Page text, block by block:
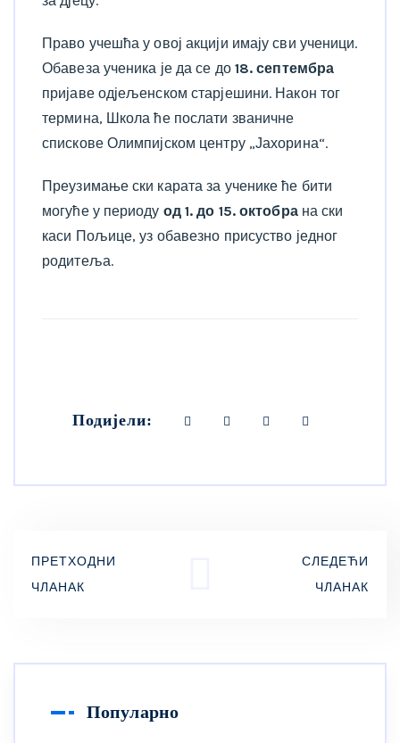
Право учешћа у овој акцији имају сви ученици.
Обавеза ученика је да се до 18. септембра
пријаве одјељенском старјешини. Након тог
термина, Школа ће послати званичне
спискове Олимпијском центру „Јахорина“.
Преузимање ски карата за ученике ће бити
могуће у периоду од 1. до 15. октобрана ски
каси Пољице, уз обавезно присуство једног
родитеља.
Подијели:
ПРЕТХОДНИ
ЧЛАНАК
СЛЕДЕЋИ
ЧЛАНАК
Популарно